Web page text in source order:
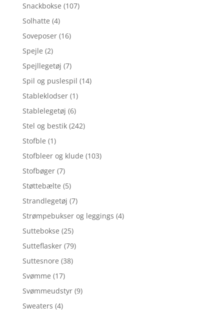
Snackbokse (107)
Solhatte (4)
Soveposer (16)
Spejle (2)
Spejllegetøj (7)
Spil og puslespil (14)
Stableklodser (1)
Stablelegetøj (6)
Stel og bestik (242)
Stofble (1)
Stofbleer og klude (103)
Stofbøger (7)
Støttebælte (5)
Strandlegetøj (7)
Strømpebukser og leggings (4)
Suttebokse (25)
Sutteflasker (79)
Suttesnore (38)
Svømme (17)
Svømmeudstyr (9)
Sweaters (4)